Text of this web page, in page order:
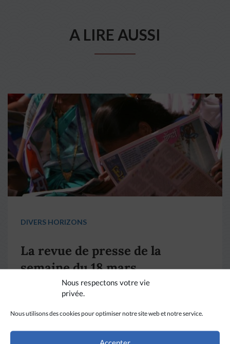
Nous respectons votre vie
privée.
Nous utilisons des cookies pour optimiser notre site web et notre service.
A LIRE AUSSI
DIVERS HORIZONS
La revue de presse de la
semaine du 18 mars